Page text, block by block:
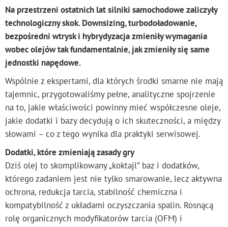
Na przestrzeni ostatnich lat silniki samochodowe zaliczyły
technologiczny skok. Downsizing, turbodoładowanie,
bezpośredni wtrysk i hybrydyzacja zmieniły wymagania
wobec olejów tak fundamentalnie, jak zmieniły się same
jednostki napędowe.
Wspólnie z ekspertami, dla których środki smarne nie mają
tajemnic, przygotowaliśmy pełne, analityczne spojrzenie
na to, jakie właściwości powinny mieć współczesne oleje,
jakie dodatki i bazy decydują o ich skuteczności, a między
słowami – co z tego wynika dla praktyki serwisowej.
Dodatki, które zmieniają zasady gry
Dziś olej to skomplikowany „koktajl” baz i dodatków,
którego zadaniem jest nie tylko smarowanie, lecz aktywna
ochrona, redukcja tarcia, stabilność chemiczna i
kompatybilność z układami oczyszczania spalin. Rosnącą
rolę organicznych modyfikatorów tarcia (OFM) i